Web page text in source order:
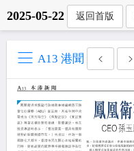
2025-05-22 返回首版
A13 港聞